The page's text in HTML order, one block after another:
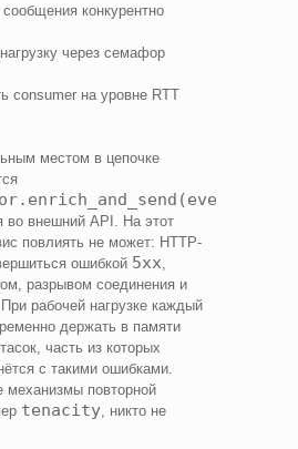
конкурентно
через семафор
consumer на уровне RTT
местом в цепочке
во внешний API. На этот
повлиять не может: HTTP-
ошибкой 5xx
разрывом соединения и
рабочей нагрузке каждый
держать в памяти
часть из которых
с такими ошибками.
механизмы повторной
tenacity , никто не